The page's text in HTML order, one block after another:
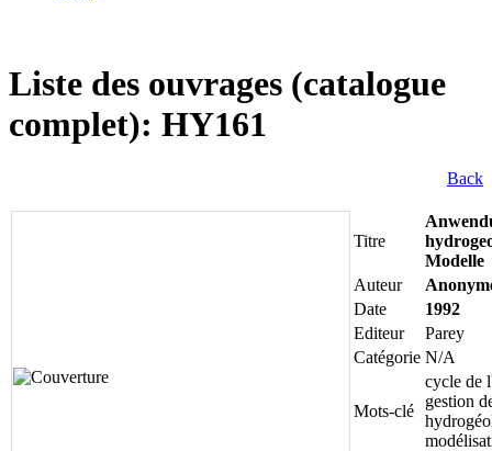
Liste des ouvrages (catalogue
complet): HY161
Back
Titre
Modelle
Auteur
Date
1992
Editeur
Parey
Catégorie N/A
Mots-clé
cycle de
gestion